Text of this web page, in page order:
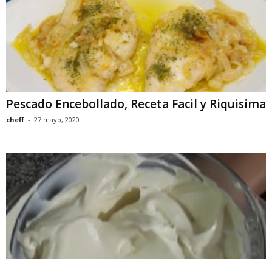
Pescado Encebollado, Receta Facil y Riquisima
cheff - 27 mayo, 2020